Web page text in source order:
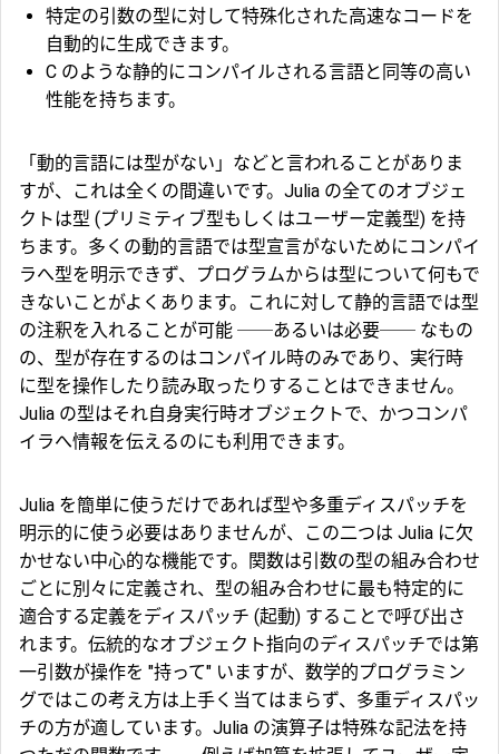
特定の引数の型に対して特殊化された高速なコードを
自動的に生成できます。
C のような静的にコンパイルされる言語と同等の高い
性能を持ちます。
「動的言語には型がない」などと言われることがありま
すが、これは全くの間違いです。Julia の全てのオブジェ
クトは型 (プリミティブ型もしくはユーザー定義型) を持
ちます。多くの動的言語では型宣言がないためにコンパイ
ラへ型を明示できず、プログラムからは型について何もで
きないことがよくあります。これに対して静的言語では型
の注釈を入れることが可能 ──あるいは必要── なもの
の、型が存在するのはコンパイル時のみであり、実行時
に型を操作したり読み取ったりすることはできません。
Julia の型はそれ自身実行時オブジェクトで、かつコンパ
イラへ情報を伝えるのにも利用できます。
Julia を簡単に使うだけであれば型や多重ディスパッチを
明示的に使う必要はありませんが、この二つは Julia に欠
かせない中心的な機能です。関数は引数の型の組み合わせ
ごとに別々に定義され、型の組み合わせに最も特定的に
適合する定義をディスパッチ (起動) することで呼び出さ
れます。伝統的なオブジェクト指向のディスパッチでは第
一引数が操作を "持って" いますが、数学的プログラミン
グではこの考え方は上手く当てはまらず、多重ディスパッ
チの方が適しています。Julia の演算子は特殊な記法を持